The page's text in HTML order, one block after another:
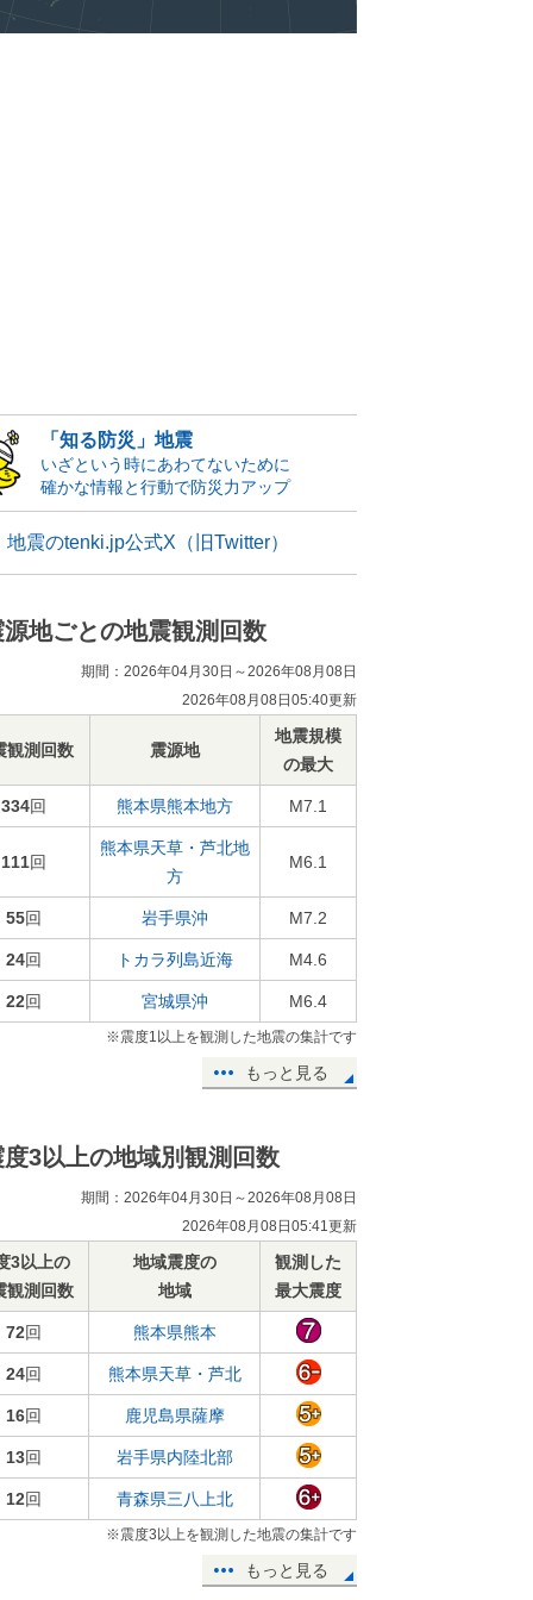
「知る防災」地震
いざという時にあわてないために
確かな情報と行動で防災力アップ
地震のtenki.jp公式X（旧Twitter）
源地ごとの地震観測回数
期間：2026年04月30日～2026年08月08日
2026年08月08日05:40更新
観測回数 震源地
地震規模
の最大
334回 熊本県熊本地方 M7.1
111回
熊本県天草・芦北地
方
M6.1
55回 岩手県沖 M7.2
24回 トカラ列島近海 M4.6
22回 宮城県沖 M6.4
※震度1以上を観測した地震の集計です
もっと見る
度3以上の地域別観測回数
期間：2026年04月30日～2026年08月08日
2026年08月08日05:41更新
3以上の
観測回数
地域震度の
地域
観測した
最大震度
72回 熊本県熊本
24回 熊本県天草・芦北
16回 鹿児島県薩摩
13回 岩手県内陸北部
12回 青森県三八上北
※震度3以上を観測した地震の集計です
もっと見る